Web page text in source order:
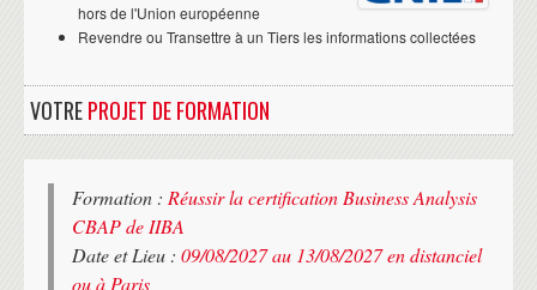
hors de l'Union européenne
Revendre ou Transettre à un Tiers les informations collectées
VOTREPROJET DE FORMATION
Formation : Réussir la certification Business Analysis
CBAP de IIBA
Date et Lieu : 09/08/2027 au 13/08/2027 en distanciel
ou à Paris